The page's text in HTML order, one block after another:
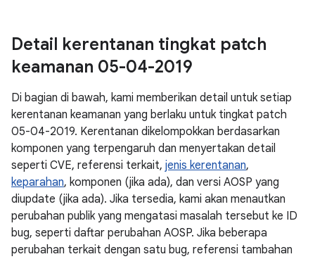
Detail kerentanan tingkat patch
keamanan 05-04-2019
Di bagian di bawah, kami memberikan detail untuk setiap
kerentanan keamanan yang berlaku untuk tingkat patch
05-04-2019. Kerentanan dikelompokkan berdasarkan
komponen yang terpengaruh dan menyertakan detail
seperti CVE, referensi terkait, jenis kerentanan,
keparahan, komponen (jika ada), dan versi AOSP yang
diupdate (jika ada). Jika tersedia, kami akan menautkan
perubahan publik yang mengatasi masalah tersebut ke ID
bug, seperti daftar perubahan AOSP. Jika beberapa
perubahan terkait dengan satu bug, referensi tambahan